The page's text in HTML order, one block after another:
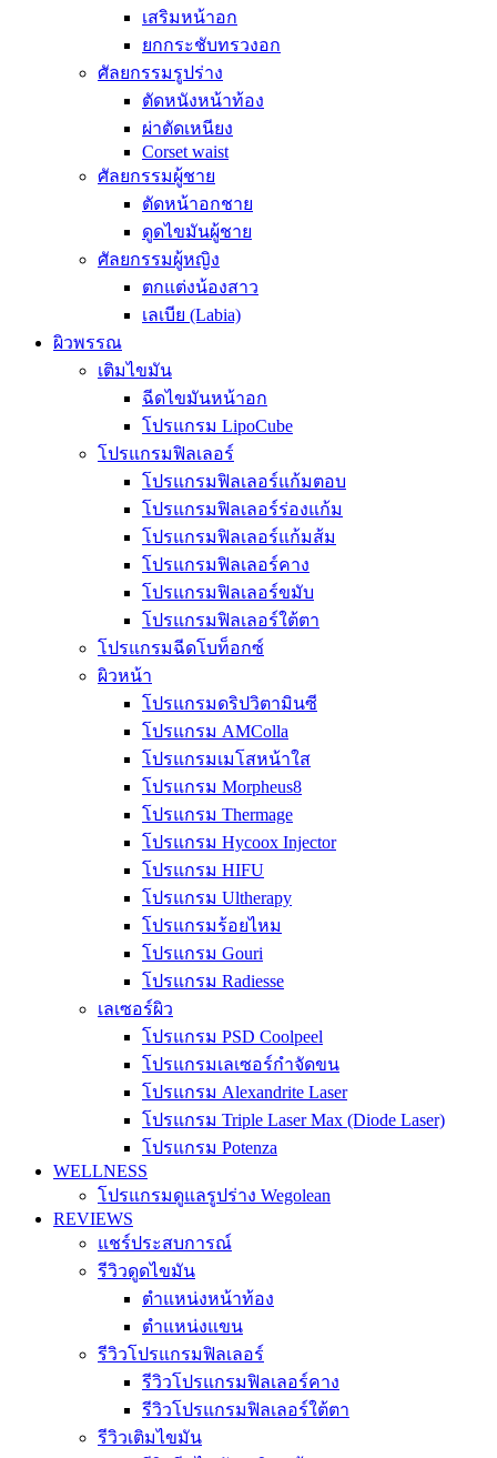
เสริมหน้าอก
ยกกระชับทรวงอก
ศัลยกรรมรูปร่าง
ตัดหนังหน้าท้อง
ผ่าตัดเหนียง
Corset waist
ศัลยกรรมผู้ชาย
ตัดหน้าอกชาย
ดูดไขมันผู้ชาย
ศัลยกรรมผู้หญิง
ตกแต่งน้องสาว
เลเบีย (Labia)
ผิวพรรณ
เติมไขมัน
ฉีดไขมันหน้าอก
โปรแกรม LipoCube
โปรแกรมฟิลเลอร์
โปรแกรมฟิลเลอร์แก้มตอบ
โปรแกรมฟิลเลอร์ร่องแก้ม
โปรแกรมฟิลเลอร์แก้มส้ม
โปรแกรมฟิลเลอร์คาง
โปรแกรมฟิลเลอร์ขมับ
โปรแกรมฟิลเลอร์ใต้ตา
โปรแกรมฉีดโบท็อกซ์
ผิวหน้า
โปรแกรมดริปวิตามินซี
โปรแกรม AMColla
โปรแกรมเมโสหน้าใส
โปรแกรม Morpheus8
โปรแกรม Thermage
โปรแกรม Hycoox Injector
โปรแกรม HIFU
โปรแกรม Ultherapy
โปรแกรมร้อยไหม
โปรแกรม Gouri
โปรแกรม Radiesse
เลเซอร์ผิว
โปรแกรม PSD Coolpeel
โปรแกรมเลเซอร์กำจัดขน
โปรแกรม Alexandrite Laser
โปรแกรม Triple Laser Max (Diode Laser)
โปรแกรม Potenza
WELLNESS
โปรแกรมดูแลรูปร่าง Wegolean
REVIEWS
แชร์ประสบการณ์
รีวิวดูดไขมัน
ตำแหน่งหน้าท้อง
ตำแหน่งแขน
รีวิวโปรแกรมฟิลเลอร์
รีวิวโปรแกรมฟิลเลอร์คาง
รีวิวโปรแกรมฟิลเลอร์ใต้ตา
รีวิวเติมไขมัน